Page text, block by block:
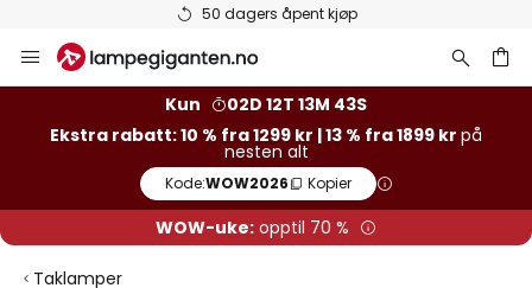
Varer på lager sendes raskt
Hopp
til
Kun
02D 12T 13M 42S
Ekstra rabatt: 10 % fra 1299 kr | 13 % fra 1899 kr på
nesten alt
Kode:WOW2026 Kopier
WOW-uke: opptil 70 %
Taklamper